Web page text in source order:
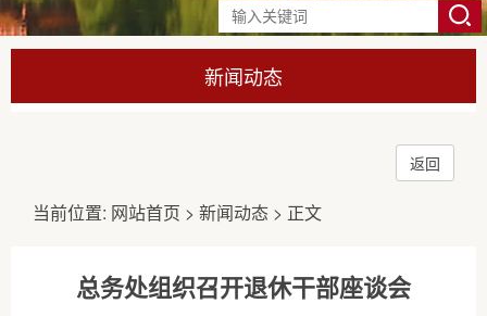
新闻动态
当前位置: 网站首页 > 新闻动态 > 正文
返回
总务处组织召开退休干部座谈会